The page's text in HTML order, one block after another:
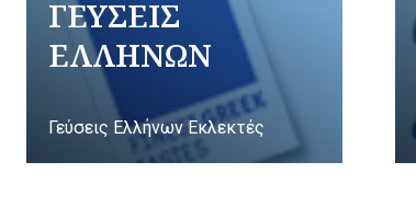
ΓΕΥΣΕΙΣ
ΕΛΛΗΝΩΝ
Γεύσεις Ελλήνων Εκλεκτές